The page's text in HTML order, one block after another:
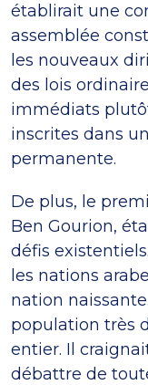
établirait une
assemblée
les nouveaux
des lois
immédiats
inscrites dans
permanente.
De plus, le
Ben Gourion,
défis
les nations
nation
population très
entier. Il
débattre de